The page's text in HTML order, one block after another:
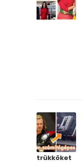
trükköket